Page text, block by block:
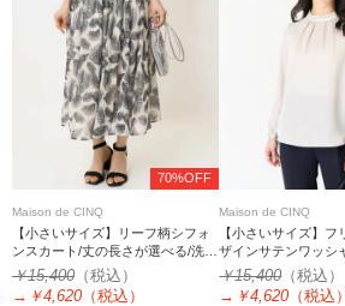
70%OFF
Maison de CINQ
【小さいサイズ】リーフ柄シフォ
ンスカート/丈の長さが選べる/洗え
る/セットアップ対応
￥15,400 （税込）
→ ￥4,620 （税込）
Maison de CINQ
【小さいサイズ】フ
ザインサテンワッシ
洗える
￥15,400（税込）
→ ￥4,620 （税込）